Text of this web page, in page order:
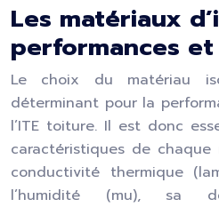
Les matériaux
performances
Le choix du matériau
déterminant pour la
l’ITE toiture. Il est donc
caractéristiques de
conductivité thermique
l’humidité (mu), sa